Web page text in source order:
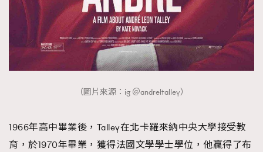
（圖片來源：ig ＠andreltalley）
1966年高中畢業後，Talley在北卡羅來納中央大學接受教
育，於1970年畢業，獲得法國文學學士學位，他贏得了布